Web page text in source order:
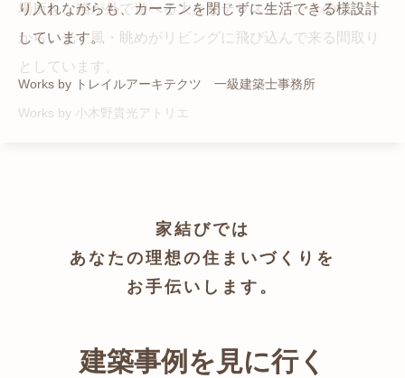
場所を、猫が外で遊べる大きなテラスとし、そのテラス
から、光・風・眺めがリビングに飛び込んで来る間取り
としています。
Works by 小木野貴光アトリエ
り入れながらも、カーテンを閉じずに生活できる様設計
しています。
Works by トレイルアーキテクツ 一級建築士事務所
家結びでは
あなたの理想の住まいづくりを
お手伝いします。
建築事例を見に行く